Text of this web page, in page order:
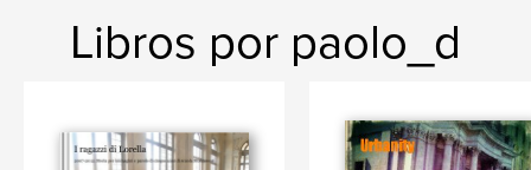
Libros por paolo_d